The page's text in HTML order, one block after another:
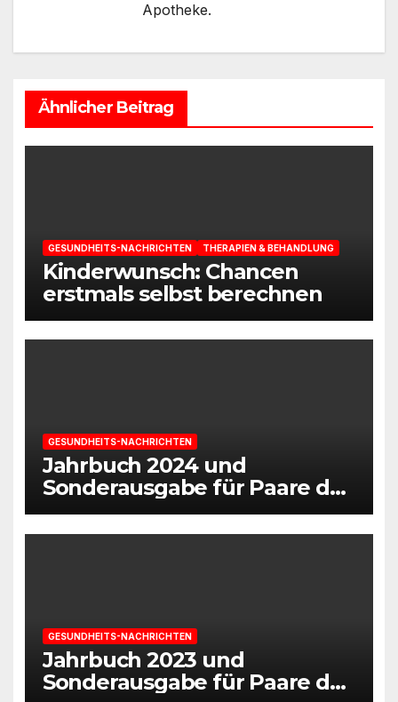
Apotheke.
Ähnlicher Beitrag
GESUNDHEITS-NACHRICHTEN THERAPIEN & BEHANDLUNG
Kinderwunsch: Chancen
erstmals selbst berechnen
GESUNDHEITS-NACHRICHTEN
Jahrbuch 2024 und
Sonderausgabe für Paare des
Deutschen IVF-Registers:
Zahl der Mehrlingsgeburten
GESUNDHEITS-NACHRICHTEN
Jahrbuch 2023 und
Sonderausgabe für Paare des